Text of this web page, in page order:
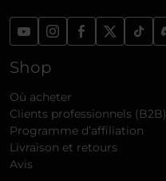
Shop
Où acheter
Clients professionnels (B2B)
Programme d’affiliation
Livraison et retours
Avis